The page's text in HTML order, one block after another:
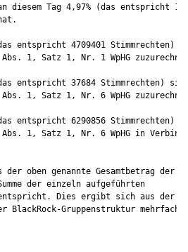
Tag 4,97% (das entspricht
entspricht 4709401 Stimmrechten)
1, Satz 1, Nr. 1 WpHG
entspricht 37684 Stimmrechten)
1, Satz 1, Nr. 6 WpHG
entspricht 6290856 Stimmrechten)
Abs. 1, Satz 1, Nr. 6 WpHG in
oben genannte Gesamtbetrag der
der einzeln aufgeführten
entspricht. Dies ergibt sich aus der
BlackRock-Gruppenstruktur mehrfach